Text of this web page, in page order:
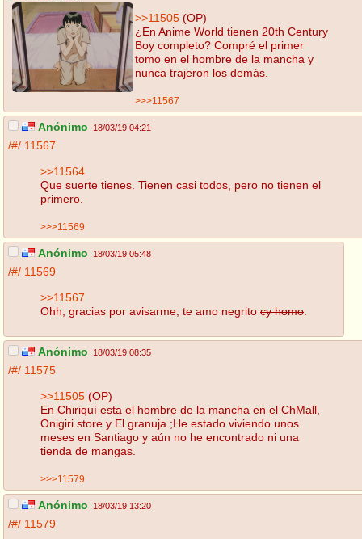
>>11505 (OP)
¿En Anime World tienen 20th Century
Boy completo? Compré el primer
tomo en el hombre de la mancha y
nunca trajeron los demás.
>>>11567
Anónimo 18/03/19 04:21
/#/ 11567
>>11564
Que suerte tienes. Tienen casi todos, pero no tienen el
primero.
>>>11569
Anónimo 18/03/19 05:48
/#/ 11569
>>11567
Ohh, gracias por avisarme, te amo negrito cy homo
Anónimo 18/03/19 08:35
/#/ 11575
>>11505 (OP)
En Chiriquí esta el hombre de la mancha en el ChMall,
Onigiri store y El granuja ;He estado viviendo unos
meses en Santiago y aún no he encontrado ni una
tienda de mangas.
>>>11579
Anónimo 18/03/19 13:20
/#/ 11579